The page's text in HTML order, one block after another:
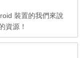
裝置的我們來說
資源！